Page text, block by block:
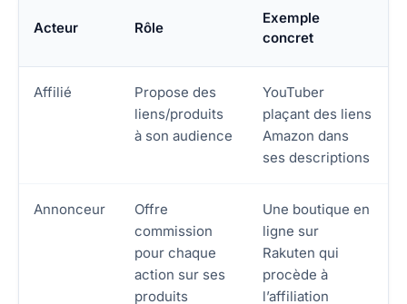
Acteur Rôle
Exemple
concret
Affilié
Propose des
liens/produits
à son audience
YouTuber
plaçant des liens
Amazon dans
ses descriptions
Annonceur
Offre
commission
pour chaque
action sur ses
produits
Une boutique en
ligne sur
Rakuten qui
procède à
l’affiliation